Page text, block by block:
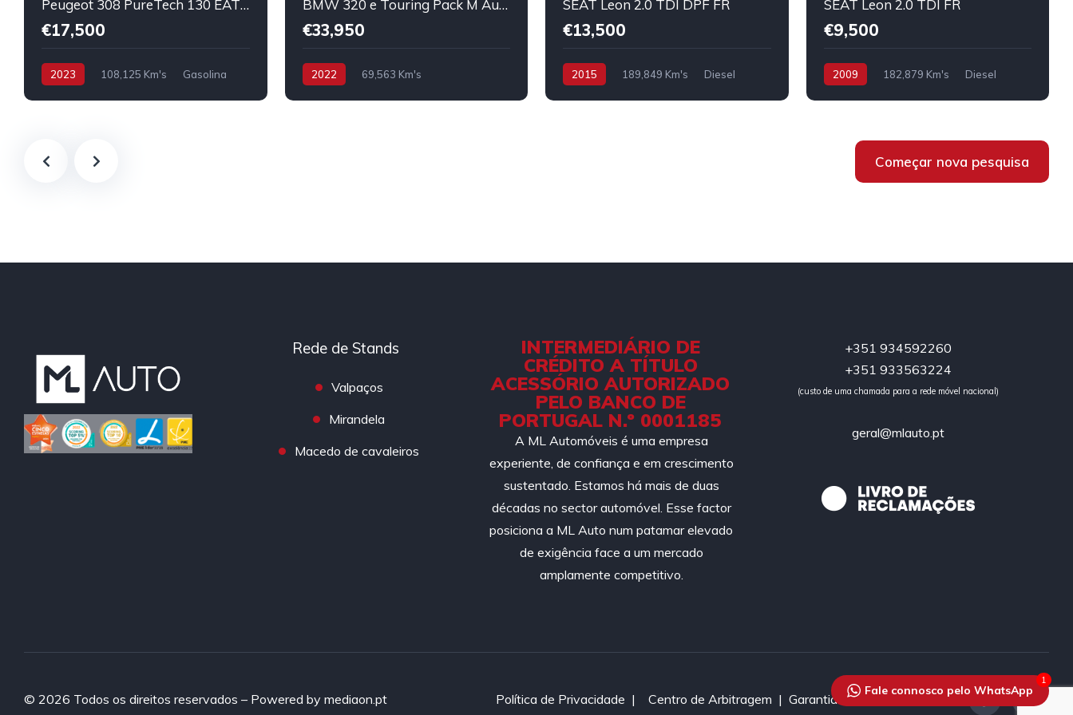
Peugeot 308 PureTech 130 EAT8 Allure Pack
€17,500
2023 108,125 Km's Gasolina
BMW 320 e Touring Pack M Auto
€33,950
2022
69,563 Km's
SEAT Leon 2.0 TDI DPF FR
€13,500
2015 189,849 Km's Diesel
SEAT Leon 2.0 TDI FR
€9,500
2009 182,879 Km's Diesel
Começar nova pesquisa
Rede de Stands
Valpaços
Mirandela
Macedo de cavaleiros
INTERMEDIÁRIO DE
CRÉDITO A TÍTULO
ACESSÓRIO AUTORIZADO
PELO BANCO DE
PORTUGAL N.º 0001185
A ML Automóveis é uma empresa
experiente, de confiança e em crescimento
sustentado. Estamos há mais de duas
décadas no sector automóvel. Esse factor
posiciona a ML Auto num patamar elevado
de exigência face a um mercado
amplamente competitivo.
+351 934592260
+351 933563224
(custo de uma chamada para a rede móvel nacional)
geral@mlauto.pt
© 2026 Todos os direitos reservados – Powered by mediaon.pt Política de Privacidade |Centro de Arbitragem |Garantias
Fale connosco pelo WhatsApp
1